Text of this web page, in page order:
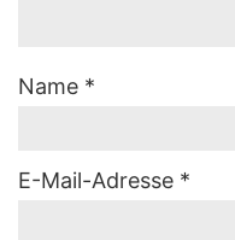
Name *
E-Mail-Adresse *